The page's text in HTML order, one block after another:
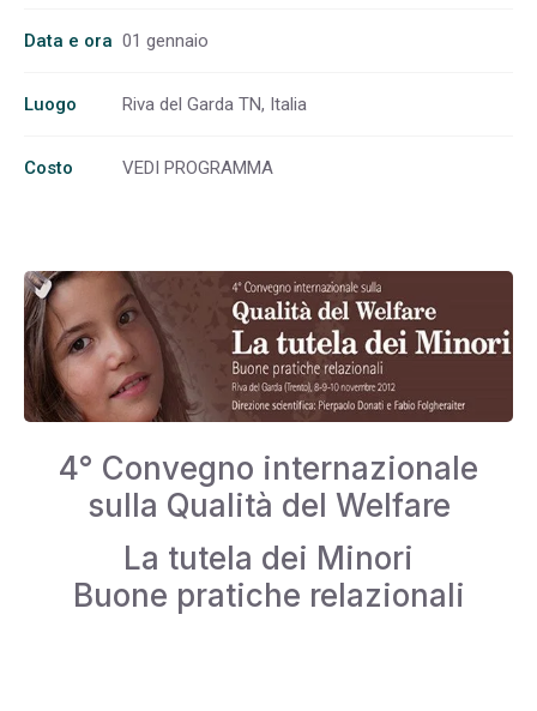
Data e ora 01 gennaio
Luogo Riva del Garda TN, Italia
Costo VEDI PROGRAMMA
4° Convegno internazionale
sulla Qualità del Welfare
La tutela dei Minori
Buone pratiche relazionali